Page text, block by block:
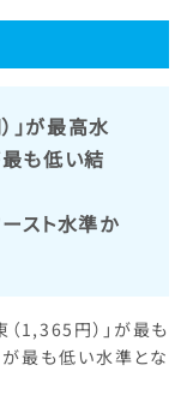
」が最高水
最も低い結
スト水準か
1,365円）」が最も
が最も低い水準とな